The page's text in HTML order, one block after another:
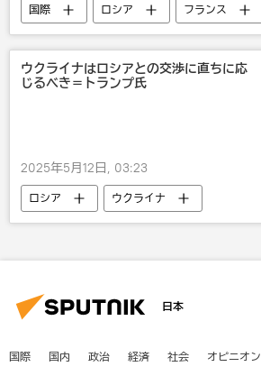
国際 ロシア
フランス
エマニュエル・マクロン
ウクライナ
ウクライナはロシアとの交渉に直ちに応
じるべき＝トランプ氏
2025年5月12日, 03:23
ロシア ウクライナ
日本
国際 国内 政治 経済 社会 オピニオン